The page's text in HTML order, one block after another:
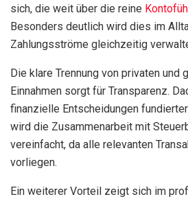
sich, die weit über die reine
Besonders deutlich wird dies im
Zahlungsströme gleichzeitig
Die klare Trennung von privaten und
Einnahmen sorgt für Transparenz.
finanzielle Entscheidungen
wird die Zusammenarbeit mit
vereinfacht, da alle relevanten
vorliegen.
Ein weiterer Vorteil zeigt sich im